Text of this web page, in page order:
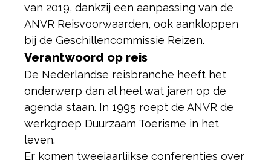
van 2019, dankzij een aanpassing van de
ANVR Reisvoorwaarden, ook aankloppen
bij de Geschillencommissie Reizen.​
Verantwoord op reis
De Nederlandse reisbranche heeft het
onderwerp dan al heel wat jaren op de
agenda staan. In 1995 roept de ANVR de
werkgroep Duurzaam Toerisme in het
leven.
Er komen tweejaarlijkse conferenties over